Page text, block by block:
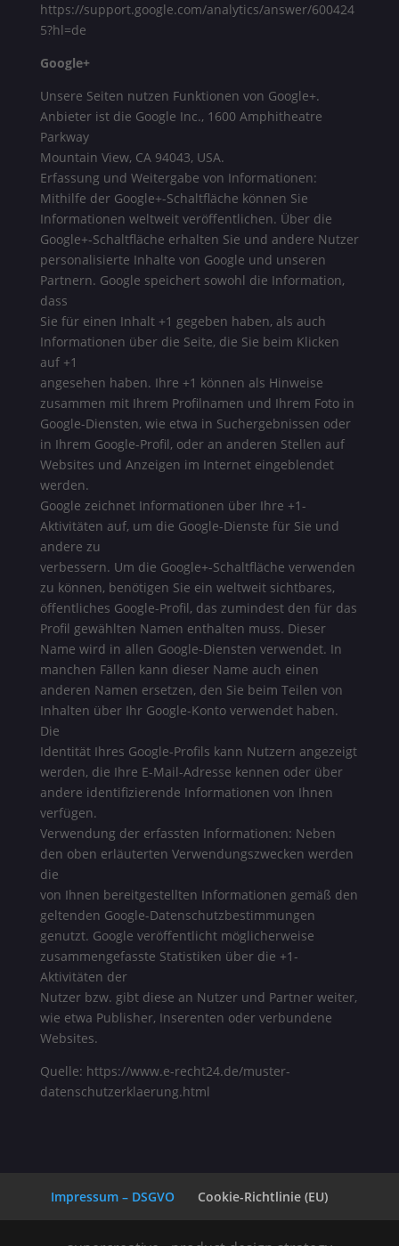
https://support.google.com/analytics/answer/600424
5?hl=de
Google+
Unsere Seiten nutzen Funktionen von Google+.
Anbieter ist die Google Inc., 1600 Amphitheatre
Parkway
Mountain View, CA 94043, USA.
Erfassung und Weitergabe von Informationen:
Mithilfe der Google+-Schaltfläche können Sie
Informationen weltweit veröffentlichen. Über die
Google+-Schaltfläche erhalten Sie und andere Nutzer
personalisierte Inhalte von Google und unseren
Partnern. Google speichert sowohl die Information,
dass
Sie für einen Inhalt +1 gegeben haben, als auch
Informationen über die Seite, die Sie beim Klicken
auf +1
angesehen haben. Ihre +1 können als Hinweise
zusammen mit Ihrem Profilnamen und Ihrem Foto in
Google-Diensten, wie etwa in Suchergebnissen oder
in Ihrem Google-Profil, oder an anderen Stellen auf
Websites und Anzeigen im Internet eingeblendet
werden.
Google zeichnet Informationen über Ihre +1-
Aktivitäten auf, um die Google-Dienste für Sie und
andere zu
verbessern. Um die Google+-Schaltfläche verwenden
zu können, benötigen Sie ein weltweit sichtbares,
öffentliches Google-Profil, das zumindest den für das
Profil gewählten Namen enthalten muss. Dieser
Name wird in allen Google-Diensten verwendet. In
manchen Fällen kann dieser Name auch einen
anderen Namen ersetzen, den Sie beim Teilen von
Inhalten über Ihr Google-Konto verwendet haben.
Die
Identität Ihres Google-Profils kann Nutzern angezeigt
werden, die Ihre E-Mail-Adresse kennen oder über
andere identifizierende Informationen von Ihnen
verfügen.
Verwendung der erfassten Informationen: Neben
den oben erläuterten Verwendungszwecken werden
die
von Ihnen bereitgestellten Informationen gemäß den
geltenden Google-Datenschutzbestimmungen
genutzt. Google veröffentlicht möglicherweise
zusammengefasste Statistiken über die +1-
Aktivitäten der
Nutzer bzw. gibt diese an Nutzer und Partner weiter,
wie etwa Publisher, Inserenten oder verbundene
Websites.
Quelle: https://www.e-recht24.de/muster-
datenschutzerklaerung.html
Impressum – DSGVO Cookie-Richtlinie (EU)